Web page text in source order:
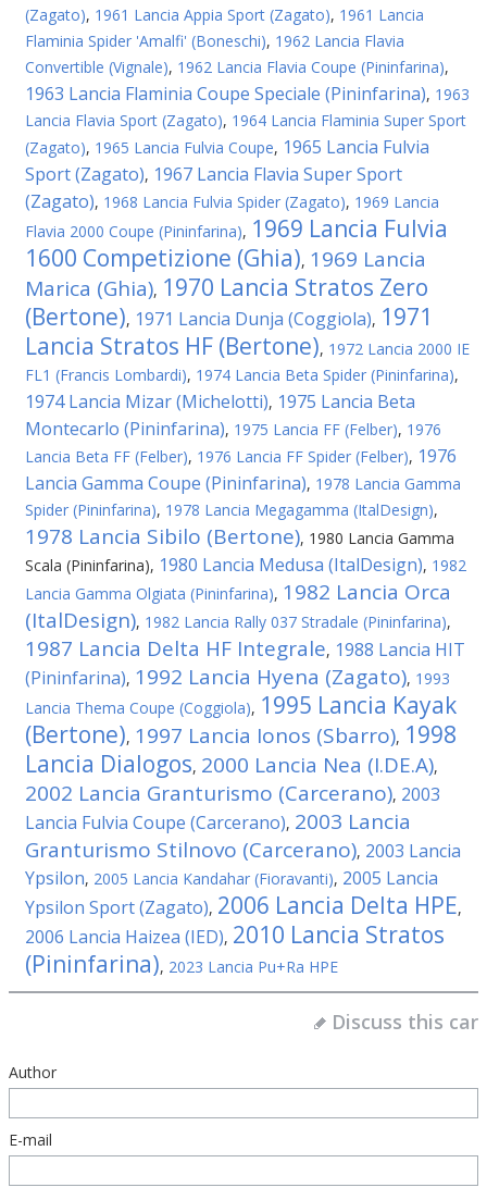
(Zagato), 1961 Lancia Appia Sport (Zagato), 1961 Lancia
Flaminia Spider 'Amalfi' (Boneschi), 1962 Lancia Flavia
Convertible (Vignale), 1962 Lancia Flavia Coupe (Pininfarina),
1963 Lancia Flaminia Coupe Speciale (Pininfarina), 1963
Lancia Flavia Sport (Zagato), 1964 Lancia Flaminia Super Sport
(Zagato), 1965 Lancia Fulvia Coupe, 1965 Lancia Fulvia
Sport (Zagato), 1967 Lancia Flavia Super Sport
(Zagato), 1968 Lancia Fulvia Spider (Zagato), 1969 Lancia
Flavia 2000 Coupe (Pininfarina), 1969 Lancia Fulvia
1600 Competizione (Ghia), 1969 Lancia
Marica (Ghia), 1970 Lancia Stratos Zero
(Bertone), 1971 Lancia Dunja (Coggiola), 1971
Lancia Stratos HF (Bertone), 1972 Lancia 2000 IE
FL1 (Francis Lombardi), 1974 Lancia Beta Spider (Pininfarina),
1974 Lancia Mizar (Michelotti), 1975 Lancia Beta
Montecarlo (Pininfarina), 1975 Lancia FF (Felber), 1976
Lancia Beta FF (Felber), 1976 Lancia FF Spider (Felber), 1976
Lancia Gamma Coupe (Pininfarina), 1978 Lancia Gamma
Spider (Pininfarina), 1978 Lancia Megagamma (ItalDesign),
1978 Lancia Sibilo (Bertone), 1980 Lancia Gamma
Scala (Pininfarina), 1980 Lancia Medusa (ItalDesign), 1982
Lancia Gamma Olgiata (Pininfarina), 1982 Lancia Orca
(ItalDesign), 1982 Lancia Rally 037 Stradale (Pininfarina),
1987 Lancia Delta HF Integrale, 1988 Lancia HIT
(Pininfarina), 1992 Lancia Hyena (Zagato), 1993
Lancia Thema Coupe (Coggiola), 1995 Lancia Kayak
(Bertone), 1997 Lancia Ionos (Sbarro), 1998
Lancia Dialogos, 2000 Lancia Nea (I.DE.A),
2002 Lancia Granturismo (Carcerano), 2003
Lancia Fulvia Coupe (Carcerano), 2003 Lancia
Granturismo Stilnovo (Carcerano), 2003 Lancia
Ypsilon, 2005 Lancia Kandahar (Fioravanti), 2005 Lancia
Ypsilon Sport (Zagato), 2006 Lancia Delta HPE,
2006 Lancia Haizea (IED), 2010 Lancia Stratos
(Pininfarina), 2023 Lancia Pu+Ra HPE
Discuss this car
Author
E-mail